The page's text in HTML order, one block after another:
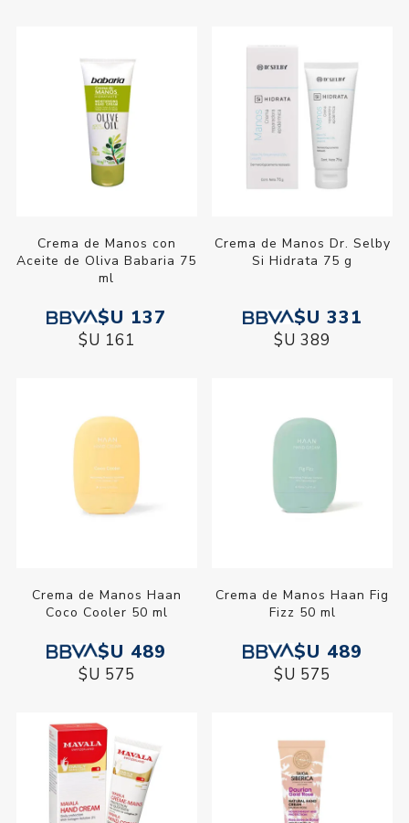
Crema de Manos con
Aceite de Oliva Babaria 75
ml
$U 137
$U 161
Crema de Manos Dr. Selby
Si Hidrata 75 g
$U 331
$U 389
Crema de Manos Haan
Coco Cooler 50 ml
$U 489
$U 575
Crema de Manos Haan Fig
Fizz 50 ml
$U 489
$U 575